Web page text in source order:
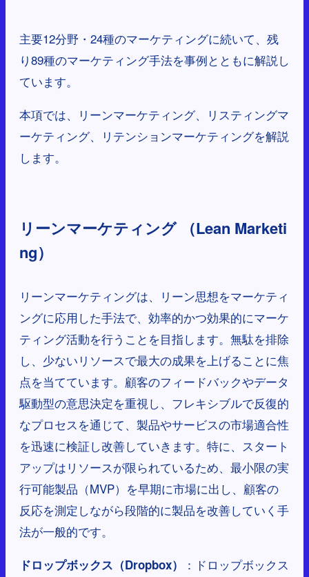
主要12分野・24種のマーケティングに続いて、残
り89種のマーケティング手法を事例とともに解説し
ています。
本項では、リーンマーケティング、リスティングマ
ーケティング、リテンションマーケティングを解説
します。
リーンマーケティング （Lean Marketi
ng）
リーンマーケティングは、リーン思想をマーケティ
ングに応用した手法で、効率的かつ効果的にマーケ
ティング活動を行うことを目指します。無駄を排除
し、少ないリソースで最大の成果を上げることに焦
点を当てています。顧客のフィードバックやデータ
駆動型の意思決定を重視し、フレキシブルで反復的
なプロセスを通じて、製品やサービスの市場適合性
を迅速に検証し改善していきます。特に、スタート
アップはリソースが限られているため、最小限の実
行可能製品（MVP）を早期に市場に出し、顧客の
反応を測定しながら段階的に製品を改善していく手
法が一般的です。
ドロップボックス（Dropbox）
：ドロップボックス